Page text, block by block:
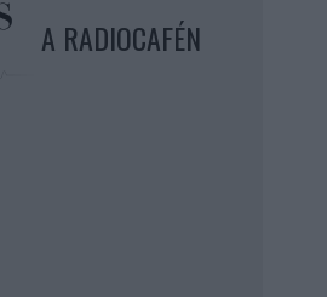
A RADIOCAFÉN